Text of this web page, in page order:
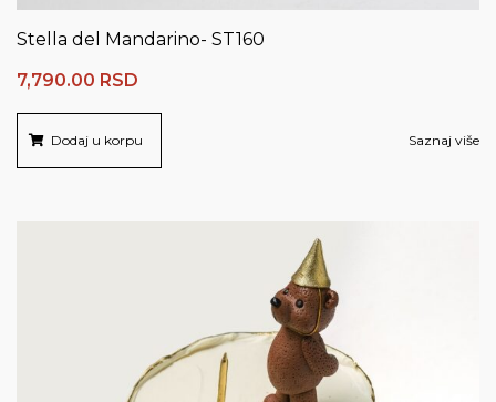
Stella del Mandarino- ST160
7,790.00 RSD
Dodaj u korpu Saznaj više